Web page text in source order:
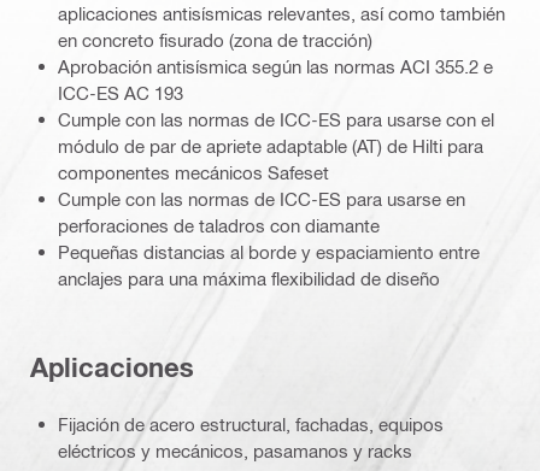
aplicaciones antisísmicas relevantes, así como también
en concreto fisurado (zona de tracción)
Aprobación antisísmica según las normas ACI 355.2 e
ICC-ES AC 193
Cumple con las normas de ICC-ES para usarse con el
módulo de par de apriete adaptable (AT) de Hilti para
componentes mecánicos Safeset
Cumple con las normas de ICC-ES para usarse en
perforaciones de taladros con diamante
Pequeñas distancias al borde y espaciamiento entre
anclajes para una máxima flexibilidad de diseño
Aplicaciones
Fijación de acero estructural, fachadas, equipos
eléctricos y mecánicos, pasamanos y racks